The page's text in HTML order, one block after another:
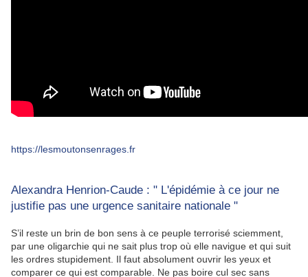
https://lesmoutonsenrages.fr
Alexandra Henrion-Caude : " L'épidémie à ce jour ne
justifie pas une urgence sanitaire nationale "
S’il reste un brin de bon sens à ce peuple terrorisé sciemment,
par une oligarchie qui ne sait plus trop où elle navigue et qui suit
les ordres stupidement. Il faut absolument ouvrir les yeux et
comparer ce qui est comparable. Ne pas boire cul sec sans